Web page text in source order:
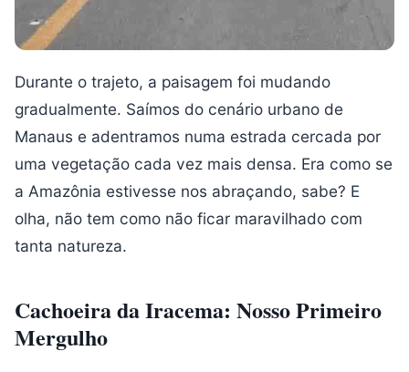
Durante o trajeto, a paisagem foi mudando
gradualmente. Saímos do cenário urbano de
Manaus e adentramos numa estrada cercada por
uma vegetação cada vez mais densa. Era como se
a Amazônia estivesse nos abraçando, sabe? E
olha, não tem como não ficar maravilhado com
tanta natureza.
Cachoeira da Iracema: Nosso Primeiro
Mergulho